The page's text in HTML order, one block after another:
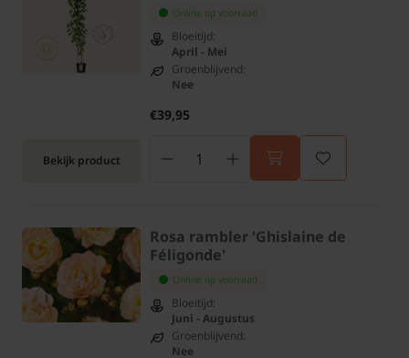
Bekijk product
Online op voorraad
Bloeitijd:
April - Mei
Groenblijvend:
Nee
€39,95
Rosa rambler 'Ghislaine de
Féligonde'
Online op voorraad
Bloeitijd:
Juni - Augustus
Groenblijvend:
Nee